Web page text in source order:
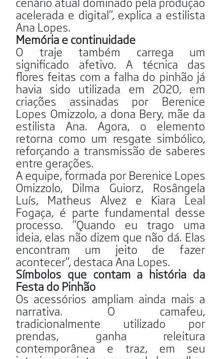
acelerada e digital”, explica a estilista
Ana Lopes.
Memória e continuidade
O traje também carrega um
significado afetivo. A técnica das
flores feitas com a falha do pinhão já
havia sido utilizada em 2020, em
criações assinadas por Berenice
Lopes Omizzolo, a dona Bery, mãe da
estilista Ana. Agora, o elemento
retorna como um resgate simbólico,
reforçando a transmissão de saberes
entre gerações.
A equipe, formada por Berenice Lopes
Omizzolo, Dilma Guiorz, Rosângela
Luís, Matheus Alvez e Kiara Leal
Fogaça, é parte fundamental desse
processo. “Quando eu trago uma
ideia, elas não dizem que não dá. Elas
encontram um jeito de fazer
acontecer”, destaca Ana Lopes.
Símbolos que contam a história da
Festa do Pinhão
Os acessórios ampliam ainda mais a
narrativa. O camafeu,
tradicionalmente utilizado por
prendas, ganha releitura
contemporânea e traz, em seu